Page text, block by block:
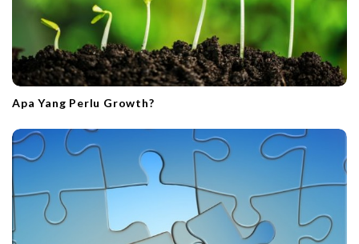
Apa Yang Perlu Growth?